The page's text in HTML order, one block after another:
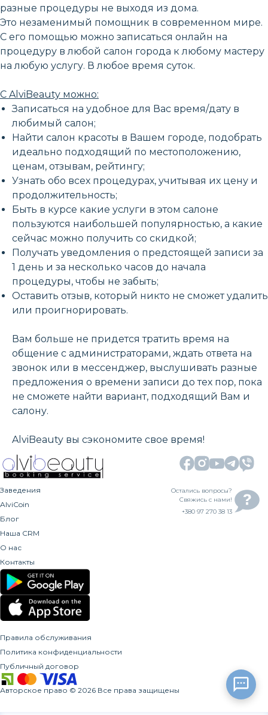
разные процедуры не выходя из дома.
Это незаменимый помощник в современном мире.
С его помощью можно записаться онлайн на
процедуру в любой салон города к любому мастеру
на любую услугу. В любое время суток.
С AlviBeauty можно:
Записаться на удобное для Вас время/дату в
любимый салон;
Найти салон красоты в Вашем городе, подобрать
идеально подходящий по местоположению,
ценам, отзывам, рейтингу;
Узнать обо всех процедурах, учитывая их цену и
продолжительность;
Быть в курсе какие услуги в этом салоне
пользуются наибольшей популярностью, а какие
сейчас можно получить со скидкой;
Получать уведомления о предстоящей записи за
1 день и за несколько часов до начала
процедуры, чтобы не забыть;
Оставить отзыв, который никто не сможет удалить
или проигнорировать.
Вам больше не придется тратить время на
общение с администраторами, ждать ответа на
звонок или в мессенджер, выслушивать разные
предложения о времени записи до тех пор, пока
не сможете найти вариант, подходящий Вам и
салону.
AlviBeauty вы сэкономите свое время!
Заведения
AlviCoin
Блог
Наша CRM
О нас
Контакты
Остались вопросы?
Свяжись с нами!
+380 97 270 38 13
Правила обслуживания
Политика конфиденциальности
Публичный договор
Авторское право © 2026 Все права защищены